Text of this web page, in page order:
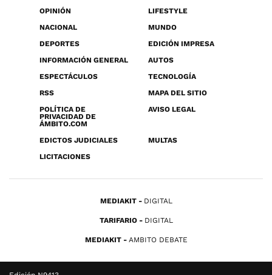
OPINIÓN
LIFESTYLE
NACIONAL
MUNDO
DEPORTES
EDICIÓN IMPRESA
INFORMACIÓN GENERAL
AUTOS
ESPECTÁCULOS
TECNOLOGÍA
RSS
MAPA DEL SITIO
POLÍTICA DE
PRIVACIDAD DE
ÁMBITO.COM
AVISO LEGAL
EDICTOS JUDICIALES
MULTAS
LICITACIONES
MEDIAKIT DIGITAL
TARIFARIO DIGITAL
MEDIAKIT AMBITO DEBATE